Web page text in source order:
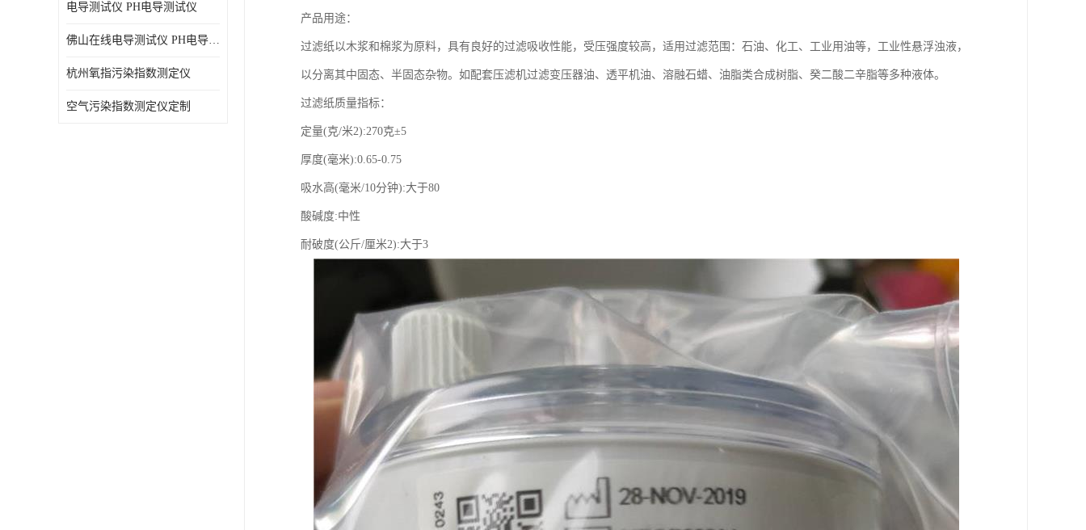
电导测试仪 PH电导测试仪
佛山在线电导测试仪 PH电导测试仪
杭州氧指污染指数测定仪
空气污染指数测定仪定制
产品用途：
过滤纸以木浆和棉浆为原料，具有良好的过滤吸收性能，受压强度较高，适用过滤范围：石油、化工、工业用油等，工业性悬浮浊液，
以分离其中固态、半固态杂物。如配套压滤机过滤变压器油、透平机油、溶融石蜡、油脂类合成树脂、癸二酸二辛脂等多种液体。
过滤纸质量指标：
定量(克/米2):270克±5
厚度(毫米):0.65-0.75
吸水高(毫米/10分钟):大于80
酸碱度:中性
耐破度(公斤/厘米2):大于3